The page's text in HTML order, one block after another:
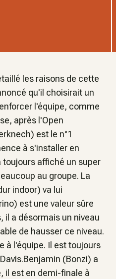
les raisons de cette
qu'il choisirait un
l'équipe, comme
après l'Open
est le n°1
à s'installer en
toujours affiché un super
au groupe. La
indoor) va lui
est une valeur sûre
il a désormais un niveau
de hausser ce niveau.
à l'équipe. Il est toujours
(Bonzi) a
il est en demi-finale à